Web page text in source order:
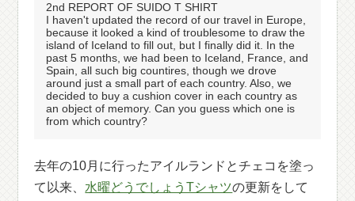
2nd REPORT OF SUIDO T SHIRT
I haven't updated the record of our travel in Europe,
because it looked a kind of troublesome to draw the
island of Iceland to fill out, but I finally did it. In the
past 5 months, we had been to Iceland, France, and
Spain, all such big countires, though we drove
around just a small part of each country. Also, we
decided to buy a cushion cover in each country as
an object of memory. Can you guess which one is
from which country?
去年の10月に行ったアイルランドとチェコを塗っ
て以来、 水曜どうでしょうTシャツの更新をして